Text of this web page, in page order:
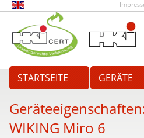
STARTSEITE GERÄTE
WIKING Miro 6